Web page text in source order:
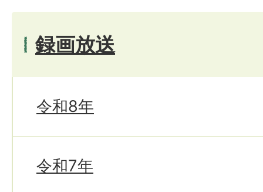
録画放送
令和8年
令和7年